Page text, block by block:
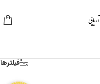
فیلترها